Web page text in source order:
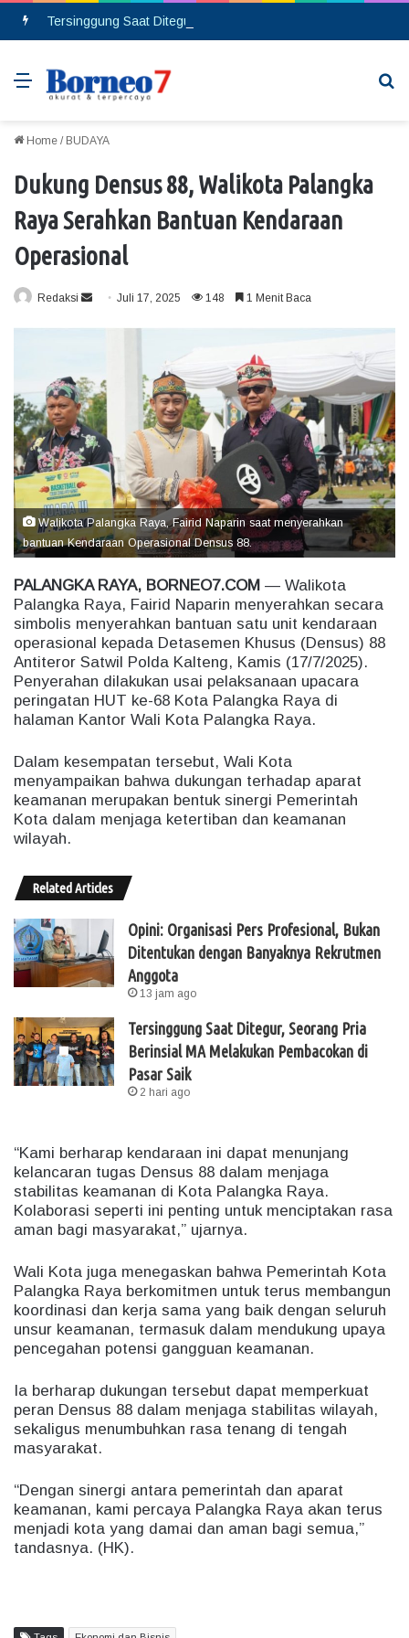
Menu
Home / BUDAYA
Dukung Densus 88, Walikota Palangka
Raya Serahkan Bantuan Kendaraan
Operasional
Redaksi
a
n
e
m
a
i
l
Juli 17, 2025 148 1 Menit Baca
Walikota Palangka Raya, Fairid Naparin saat menyerahkan
bantuan Kendaraan Operasional Densus 88.
PALANGKA RAYA, BORNEO7.COM — Walikota
Palangka Raya, Fairid Naparin menyerahkan secara
simbolis menyerahkan bantuan satu unit kendaraan
operasional kepada Detasemen Khusus (Densus) 88
Antiteror Satwil Polda Kalteng, Kamis (17/7/2025).
Penyerahan dilakukan usai pelaksanaan upacara
peringatan HUT ke-68 Kota Palangka Raya di
halaman Kantor Wali Kota Palangka Raya.
Dalam kesempatan tersebut, Wali Kota
menyampaikan bahwa dukungan terhadap aparat
keamanan merupakan bentuk sinergi Pemerintah
Kota dalam menjaga ketertiban dan keamanan
wilayah.
Related Articles
Opini: Organisasi Pers Profesional, Bukan
Ditentukan dengan Banyaknya Rekrutmen
Anggota
13 jam ago
Tersinggung Saat Ditegur, Seorang Pria
Berinsial MA Melakukan Pembacokan di
Pasar Saik
2 hari ago
“Kami berharap kendaraan ini dapat menunjang
kelancaran tugas Densus 88 dalam menjaga
stabilitas keamanan di Kota Palangka Raya.
Kolaborasi seperti ini penting untuk menciptakan rasa
aman bagi masyarakat,” ujarnya.
Wali Kota juga menegaskan bahwa Pemerintah Kota
Palangka Raya berkomitmen untuk terus membangun
koordinasi dan kerja sama yang baik dengan seluruh
unsur keamanan, termasuk dalam mendukung upaya
pencegahan potensi gangguan keamanan.
Ia berharap dukungan tersebut dapat memperkuat
peran Densus 88 dalam menjaga stabilitas wilayah,
sekaligus menumbuhkan rasa tenang di tengah
masyarakat.
“Dengan sinergi antara pemerintah dan aparat
keamanan, kami percaya Palangka Raya akan terus
menjadi kota yang damai dan aman bagi semua,”
tandasnya. (HK).